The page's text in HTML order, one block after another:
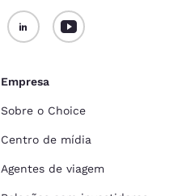
Empresa
Sobre o Choice
Centro de mídia
Agentes de viagem